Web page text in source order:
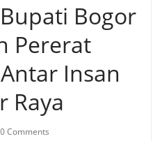
Bogor
Pererat
Insan
Raya
0 Comments